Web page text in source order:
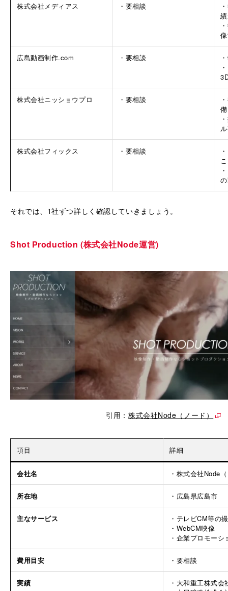
株式会社メディアス ・要相談
広島動画制作.com ・要相談
株式会社ニッショウプロ ・要相談
備
株式会社フィックス ・要相談
それでは、1社ずつ詳しく確認していきましょう。
Shot Production (株式会社Node運営)
引用： 株式会社Node（ノード）
項目 詳細
会社名 ・株式会社Node
所在地 ・広島県広島市
主なサービス
・テレビCM等の
・WebCM映像
・企業プロモー
費用目安 ・要相談
実績
・大和重工株式会